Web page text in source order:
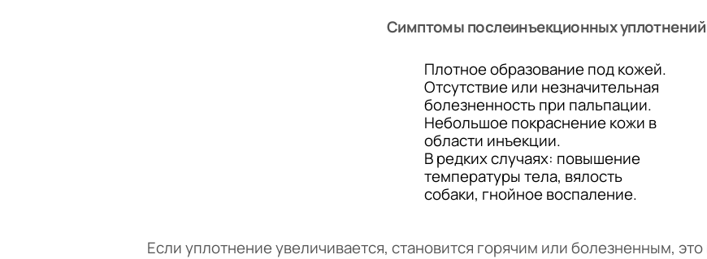
Симптомы послеинъекционных уплотнений
Плотное образование под кожей.
Отсутствие или незначительная
болезненность при пальпации.
Небольшое покраснение кожи в
области инъекции.
В редких случаях: повышение
температуры тела, вялость
собаки, гнойное воспаление.
Если уплотнение увеличивается, становится горячим или болезненным,